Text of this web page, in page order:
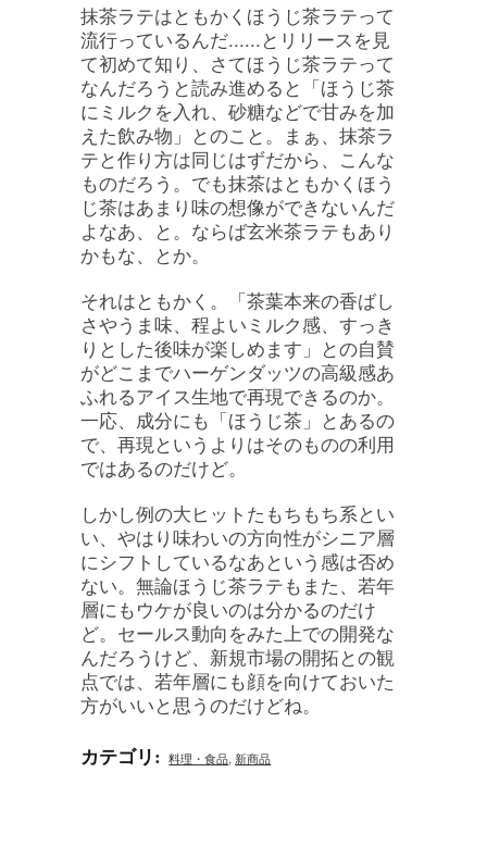
抹茶ラテはともかくほうじ茶ラテって
流行っているんだ......とリリースを見
て初めて知り、さてほうじ茶ラテって
なんだろうと読み進めると「ほうじ茶
にミルクを入れ、砂糖などで甘みを加
えた飲み物」とのこと。まぁ、抹茶ラ
テと作り方は同じはずだから、こんな
ものだろう。でも抹茶はともかくほう
じ茶はあまり味の想像ができないんだ
よなあ、と。ならば玄米茶ラテもあり
かもな、とか。
それはともかく。「茶葉本来の香ばし
さやうま味、程よいミルク感、すっき
りとした後味が楽しめます」との自賛
がどこまでハーゲンダッツの高級感あ
ふれるアイス生地で再現できるのか。
一応、成分にも「ほうじ茶」とあるの
で、再現というよりはそのものの利用
ではあるのだけど。
しかし例の大ヒットたもちもち系とい
い、やはり味わいの方向性がシニア層
にシフトしているなあという感は否め
ない。無論ほうじ茶ラテもまた、若年
層にもウケが良いのは分かるのだけ
ど。セールス動向をみた上での開発な
んだろうけど、新規市場の開拓との観
点では、若年層にも顔を向けておいた
方がいいと思うのだけどね。
カテゴリ: 料理・食品, 新商品